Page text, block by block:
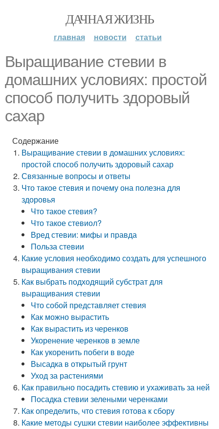
ДАЧНАЯ ЖИЗНЬ
главная новости статьи
Выращивание стевии в
домашних условиях: простой
способ получить здоровый
сахар
Содержание
Выращивание стевии в домашних условиях:
простой способ получить здоровый сахар
Связанные вопросы и ответы
Что такое стевия и почему она полезна для
здоровья
Что такое стевия?
Что такое стевиол?
Вред стевии: мифы и правда
Польза стевии
Какие условия необходимо создать для успешного
выращивания стевии
Как выбрать подходящий субстрат для
выращивания стевии
Что собой представляет стевия
Как можно вырастить
Как вырастить из черенков
Укоренение черенков в земле
Как укоренить побеги в воде
Высадка в открытый грунт
Уход за растениями
Как правильно посадить стевию и ухаживать за ней
Посадка стевии зелеными черенками
Как определить, что стевия готова к сбору
Какие методы сушки стевии наиболее эффективны